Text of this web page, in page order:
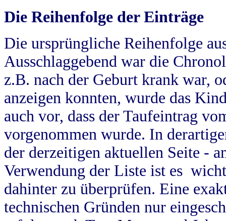
Die Reihenfolge der Einträge
Die ursprüngliche Reihenfolge
Ausschlaggebend war die
z.B. nach der Geburt krank war,
anzeigen konnten, wurde das
auch vor, dass der Taufeintrag
vorgenommen wurde. In
der derzeitigen aktuellen Seite -
Verwendung der Liste ist es
dahinter zu überprüfen. Eine
technischen Gründen nur